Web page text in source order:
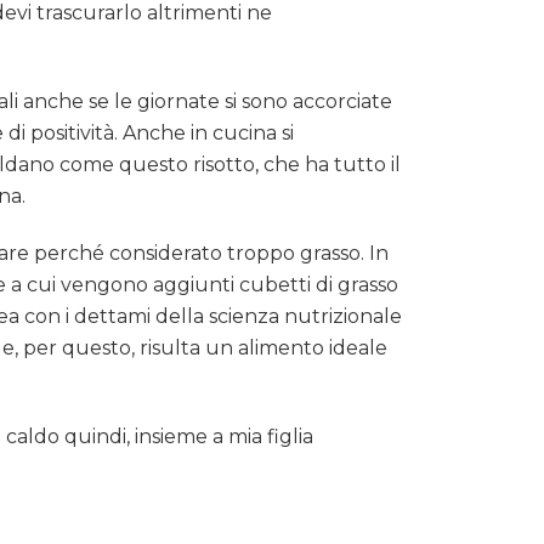
trascurarlo altrimenti ne
anche se le giornate si sono accorciate
positività. Anche in cucina si
come questo risotto, che ha tutto il
perché considerato troppo grasso. In
cui vengono aggiunti cubetti di grasso
con i dettami della scienza nutrizionale
per questo, risulta un alimento ideale
quindi, insieme a mia figlia